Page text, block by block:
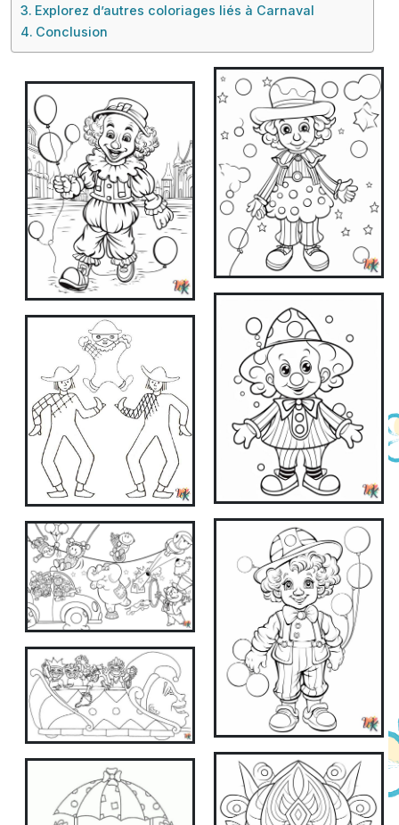
Explorez d’autres coloriages liés à Carnaval
Conclusion